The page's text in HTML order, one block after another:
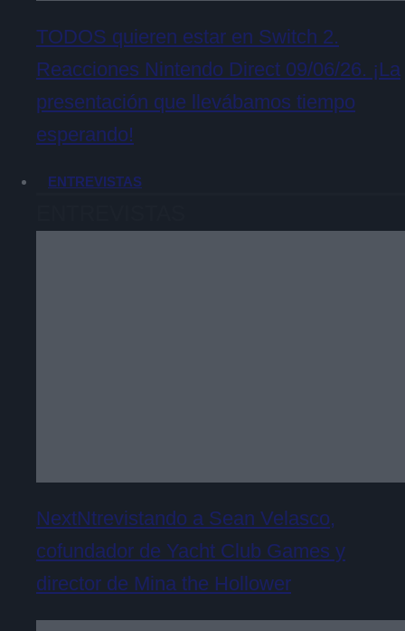
TODOS quieren estar en Switch 2.
Reacciones Nintendo Direct 09/06/26. ¡La
presentación que llevábamos tiempo
esperando!
ENTREVISTAS
NextNtrevistando a Sean Velasco,
cofundador de Yacht Club Games y
director de Mina the Hollower